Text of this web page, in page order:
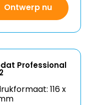
Ontwerp nu
Professional
116 x